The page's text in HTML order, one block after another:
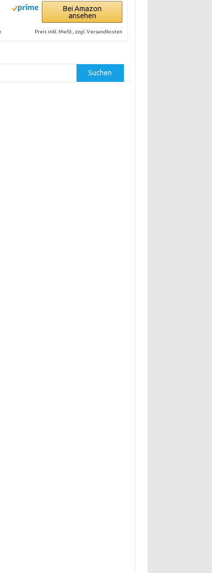
Bei Amazon
ansehen
Preis inkl. MwSt., zzgl. Versandkosten
Suchen